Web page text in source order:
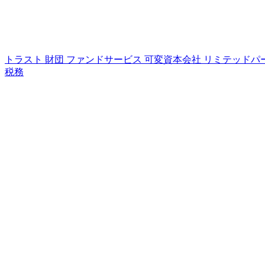
トラスト 財団 ファンドサービス 可変資本会社 リミテッドパ
税務